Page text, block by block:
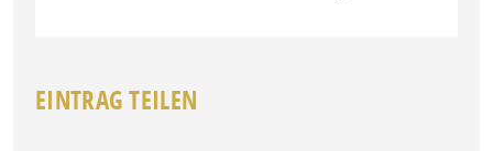
EINTRAG TEILEN